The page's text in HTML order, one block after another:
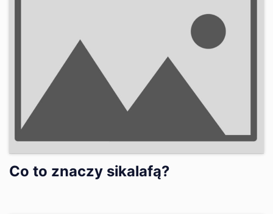
Co to znaczy sikalafą?